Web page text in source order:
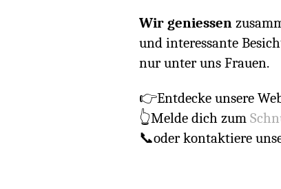
Wir geniessen
und interessante
nur unter uns Frauen.
👉Entdecke unsere
👆Melde dich zum
📞oder kontaktiere